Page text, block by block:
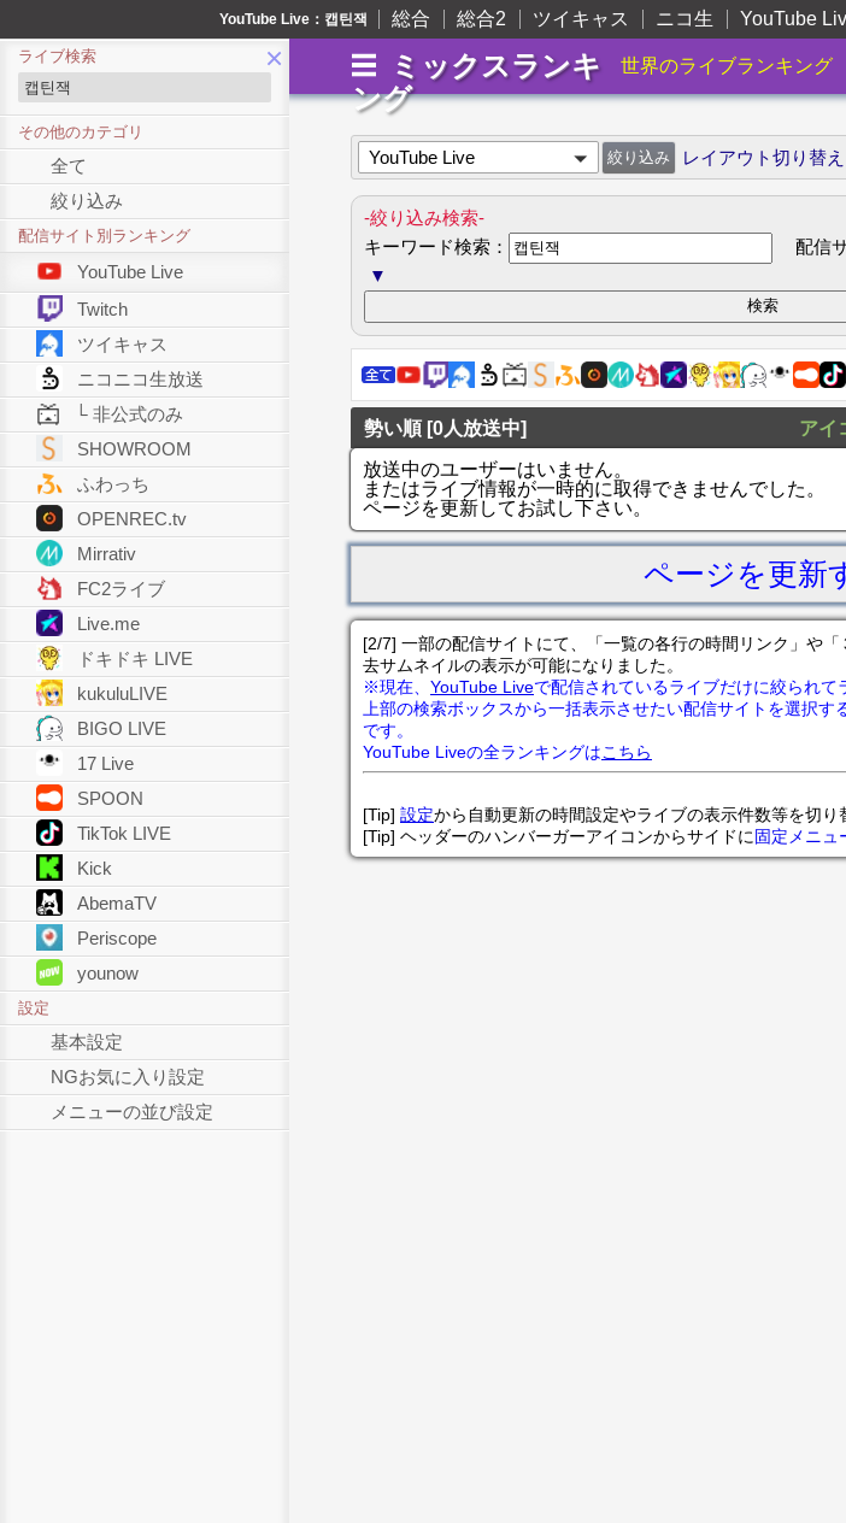
YouTube Live：캡틴잭 総合 総合2 ツイキャス ニコ生 YouTube
ミックスランキ
ング
世界のライブランキング
×
ライブ検索
その他のカテゴリ
全て
絞り込み
配信サイト別ランキング
YouTube Live
Twitch
ツイキャス
ニコニコ生放送
└ 非公式のみ
SHOWROOM
ふわっち
OPENREC.tv
Mirrativ
FC2ライブ
Live.me
ドキドキ LIVE
kukuluLIVE
BIGO LIVE
17 Live
SPOON
TikTok LIVE
Kick
AbemaTV
Periscope
younow
設定
基本設定
NGお気に入り設定
メニューの並び設定
YouTube Live レイアウト切り替
-絞り込み検索-
キーワード検索：
配信
▼
勢い順 [0人放送中] アイ
放送中のユーザーはいません。
またはライブ情報が一時的に取得できませんでした。
ページを更新してお試し下さい。
ページを更新
[2/7] 一部の配信サイトにて、「一覧の各行の時間リンク」や
去サムネイルの表示が可能になりました。
※現在、 YouTube Liveで配信されているライブだけに絞られて
上部の検索ボックスから一括表示させたい配信サイトを選択す
です。
YouTube Liveの全ランキングはこちら
[Tip] 設定から自動更新の時間設定やライブの表示件数等を切り
[Tip] ヘッダーのハンバーガーアイコンからサイドに固定メニュ